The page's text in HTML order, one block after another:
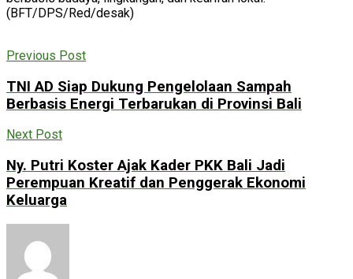
(BFT/DPS/Red/desak)
Previous Post
TNI AD Siap Dukung Pengelolaan Sampah
Berbasis Energi Terbarukan di Provinsi Bali
Next Post
Ny. Putri Koster Ajak Kader PKK Bali Jadi
Perempuan Kreatif dan Penggerak Ekonomi
Keluarga